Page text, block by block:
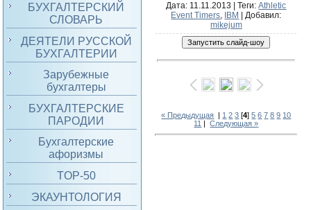
БУХГАЛТЕРСКИЙ
СЛОВАРЬ
ДЕЯТЕЛИ РУССКОЙ
БУХГАЛТЕРИИ
Зарубежные
бухгалтеры
БУХГАЛТЕРСКИЕ
ПАРОДИИ
Бухгалтерские
афоризмы
TOP-50
ЭКАУНТОЛОГИЯ
Дата: 11.11.2013 |Теги:Athletic
Event Timers, IBM |Добавил:
mikejum
« Предыдущая 1 2 3 [4]5 6 7 8 9 10
11
|Следующая »